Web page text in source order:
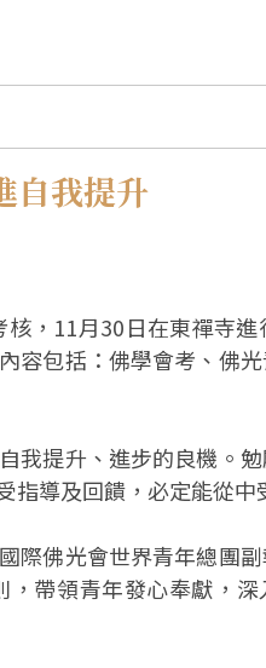
自我提升
，11月30日在東禪寺
容包括：佛學會考、佛
我提升、進步的良機。
導及回饋，必定能從中
際佛光會世界青年總團
帶領青年發心奉獻，